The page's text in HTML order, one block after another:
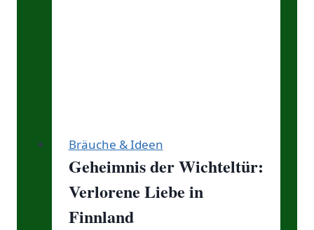
Bräuche & Ideen
Geheimnis der Wichteltür:
Verlorene Liebe in
Finnland